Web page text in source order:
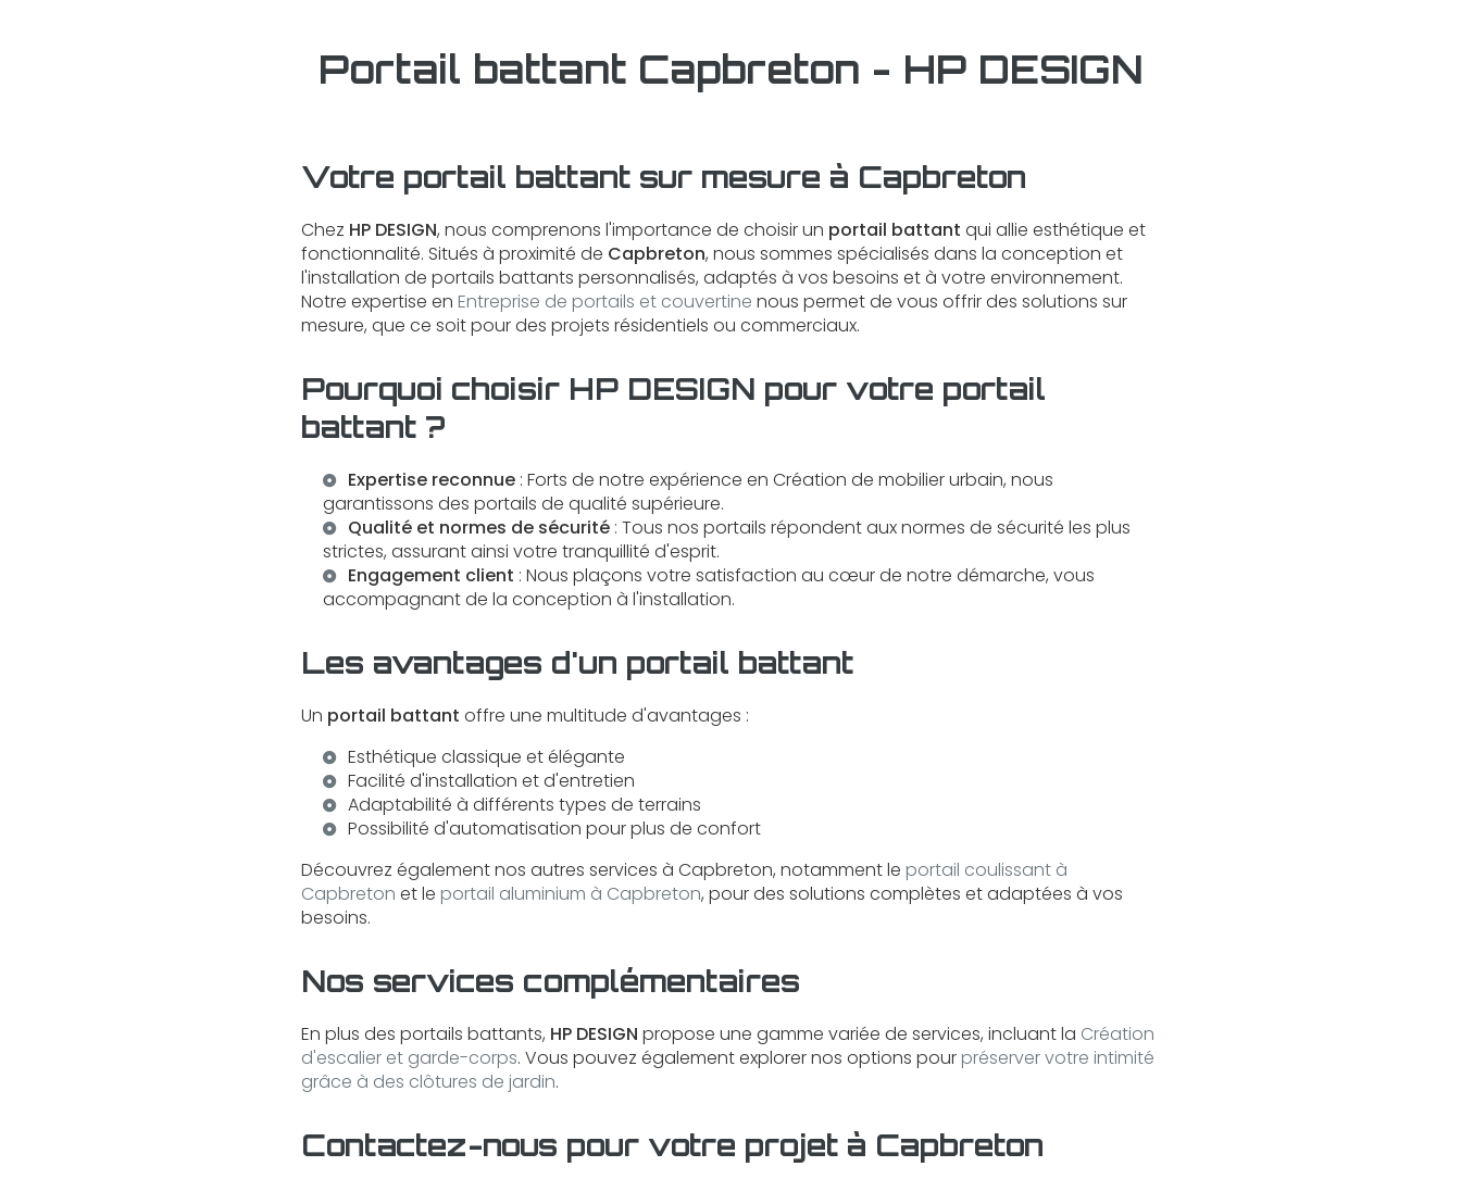
Portail battant Capbreton - HP DESIGN
Votre portail battant sur mesure à Capbreton
Chez HP DESIGN, nous comprenons l'importance de choisir un portail battant qui allie esthétique et
fonctionnalité. Situés à proximité de Capbreton, nous sommes spécialisés dans la conception et
l'installation de portails battants personnalisés, adaptés à vos besoins et à votre environnement.
Notre expertise en Entreprise de portails et couvertine nous permet de vous offrir des solutions sur
mesure, que ce soit pour des projets résidentiels ou commerciaux.
Pourquoi choisir HP DESIGN pour votre portail
battant ?
Expertise reconnue : Forts de notre expérience en Création de mobilier urbain, nous
garantissons des portails de qualité supérieure.
Qualité et normes de sécurité : Tous nos portails répondent aux normes de sécurité les plus
strictes, assurant ainsi votre tranquillité d'esprit.
Engagement client : Nous plaçons votre satisfaction au cœur de notre démarche, vous
accompagnant de la conception à l'installation.
Les avantages d'un portail battant
Un portail battant offre une multitude d'avantages :
Esthétique classique et élégante
Facilité d'installation et d'entretien
Adaptabilité à différents types de terrains
Possibilité d'automatisation pour plus de confort
Découvrez également nos autres services à Capbreton, notamment le portail coulissant à
Capbreton et le portail aluminium à Capbreton, pour des solutions complètes et adaptées à vos
besoins.
Nos services complémentaires
En plus des portails battants, HP DESIGN propose une gamme variée de services, incluant la Création
d'escalier et garde-corps. Vous pouvez également explorer nos options pour préserver votre intimité
grâce à des clôtures de jardin.
Contactez-nous pour votre projet à Capbreton